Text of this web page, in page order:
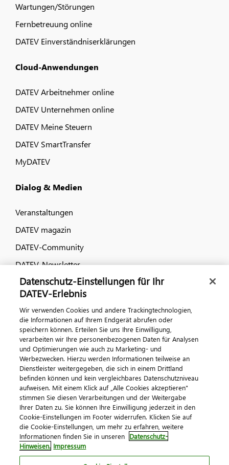
Wartungen/Störungen
Fernbetreuung online
DATEV Einverständniserklärungen
Cloud-Anwendungen
DATEV Arbeitnehmer online
DATEV Unternehmen online
DATEV Meine Steuern
DATEV SmartTransfer
MyDATEV
Dialog & Medien
Veranstaltungen
DATEV magazin
DATEV-Community
DATEV-Newsletter
Kontaktieren Sie uns
© 2026 DATEV eG
ImpressumDatenschutzAGB Kontakt
Cookie-Einstellungen
Datenschutz-Einstellungen für Ihr
DATEV-Erlebnis
Wir verwenden Cookies und andere Trackingtechnologien,
die Informationen auf Ihrem Endgerät abrufen oder
speichern können. Erteilen Sie uns Ihre Einwilligung,
verarbeiten wir Ihre personenbezogenen Daten für Analysen
und Optimierungen wie auch zu Marketing- und
Werbezwecken. Hierzu werden Informationen teilweise an
Dienstleister weitergegeben, die sich in einem Drittland
befinden können und kein vergleichbares Datenschutzniveau
aufweisen. Mit einem Klick auf „Alle Cookies akzeptieren"
stimmen Sie diesen Verarbeitungen und der Weitergabe
Ihrer Daten zu. Sie können Ihre Einwilligung jederzeit in den
Cookie-Einstellungen im Footer widerrufen. Klicken Sie auf
die Cookie-Einstellungen, um mehr zu erfahren, weitere
Informationen finden Sie in unseren Datenschutz-
Hinweisen. Impressum